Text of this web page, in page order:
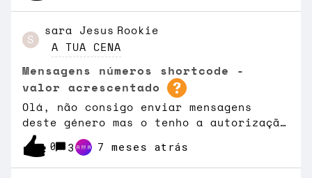
chamada tem um custo máximo de €2 por
chamada, em território nacional).
S
sara Jesus Rookie
A TUA CENA
Mensagens números shortcode -
valor acrescentado
Olá, não consigo enviar mensagens
deste género mas o tenho a autorização
para pagamentos digitais especiais
ativo e mesmo assim não é
possível.Entretanto tentei desativar e
0 3 7 meses atrás